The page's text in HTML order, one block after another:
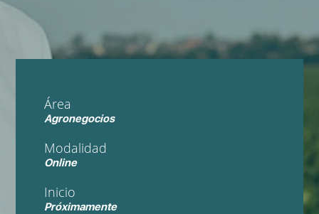
Área
Agronegocios
Modalidad
Online
Inicio
Próximamente